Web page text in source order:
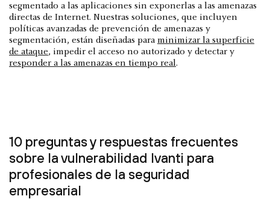
segmentado a las aplicaciones sin exponerlas a las amenazas
directas de Internet. Nuestras soluciones, que incluyen
políticas avanzadas de prevención de amenazas y
segmentación, están diseñadas para minimizar la superficie
de ataque, impedir el acceso no autorizado y detectar y
responder a las amenazas en tiempo real.
10 preguntas y respuestas frecuentes
sobre la vulnerabilidad Ivanti para
profesionales de la seguridad
empresarial